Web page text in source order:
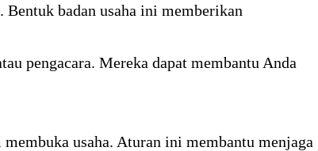
badan usaha ini memberikan
pengacara. Mereka dapat membantu Anda
usaha. Aturan ini membantu menjaga